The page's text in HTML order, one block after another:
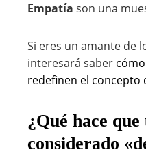
Empatía son una
Si eres un amante de
interesará saber
redefinen el
¿Qué hace
considerado